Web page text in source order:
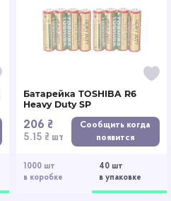
1000 шт
в коробке
40 шт
в упаковке
Батарейка TOSHIBA R6
Heavy Duty SP
206 ₴
5.15 ₴ шт
Сообщить когда
появится